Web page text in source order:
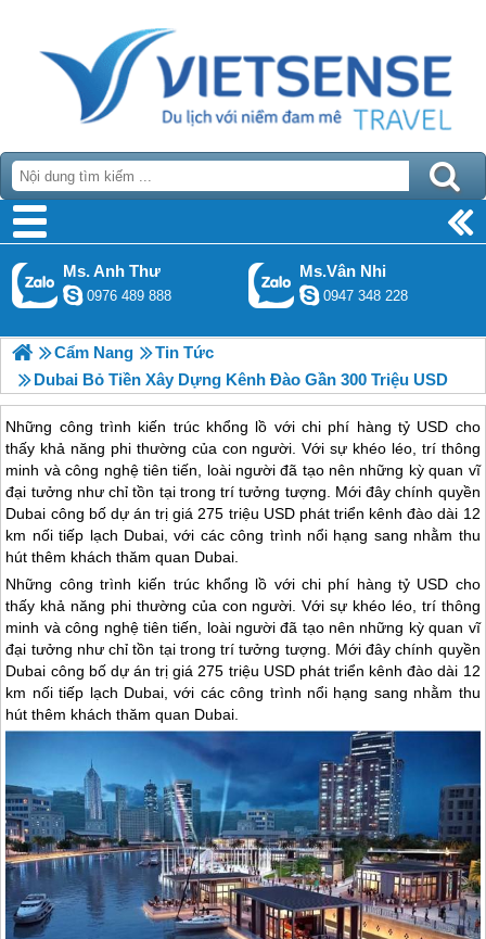
Ms. Anh Thư
0976 489 888
Ms.Vân Nhi
0947 348 228
Cẩm Nang
Tin Tức
Dubai Bỏ Tiền Xây Dựng Kênh Đào Gần 300 Triệu USD
Những công trình kiến trúc khổng lồ với chi phí hàng tỷ USD cho
thấy khả năng phi thường của con người. Với sự khéo léo, trí thông
minh và công nghệ tiên tiến, loài người đã tạo nên những kỳ quan vĩ
đại tưởng như chỉ tồn tại trong trí tưởng tượng. Mới đây chính quyền
Dubai công bố dự án trị giá 275 triệu USD phát triển kênh đào dài 12
km nối tiếp lạch Dubai, với các công trình nổi hạng sang nhằm thu
hút thêm khách thăm quan Dubai.
Những công trình kiến trúc khổng lồ với chi phí hàng tỷ USD cho
thấy khả năng phi thường của con người. Với sự khéo léo, trí thông
minh và công nghệ tiên tiến, loài người đã tạo nên những kỳ quan vĩ
đại tưởng như chỉ tồn tại trong trí tưởng tượng. Mới đây chính quyền
Dubai công bố dự án trị giá 275 triệu USD phát triển kênh đào dài 12
km nối tiếp lạch Dubai, với các công trình nổi hạng sang nhằm thu
hút thêm khách thăm quan Dubai.